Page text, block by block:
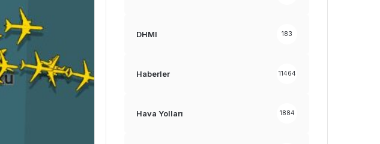
DHMI 183
Haberler 11464
Hava Yolları 1884